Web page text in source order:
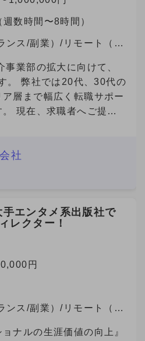
数時間〜8時間）
ンス/副業）/リモート（在
業部の拡大に向けて、
。 弊社では20代、30代の
層まで幅広く転職サポー
。 現在、求職者へご提案
社
手エンタメ系出版社で
レクター！
円
ンス/副業）/リモート（在
ナルの生涯価値の向上』